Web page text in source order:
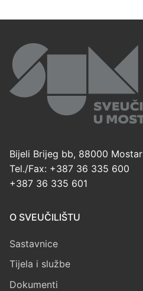
Bijeli Brijeg bb, 88000 Mostar
Tel./Fax: +387 36 335 600
+387 36 335 601
O SVEUČILIŠTU
Sastavnice
Tijela i službe
Dokumenti